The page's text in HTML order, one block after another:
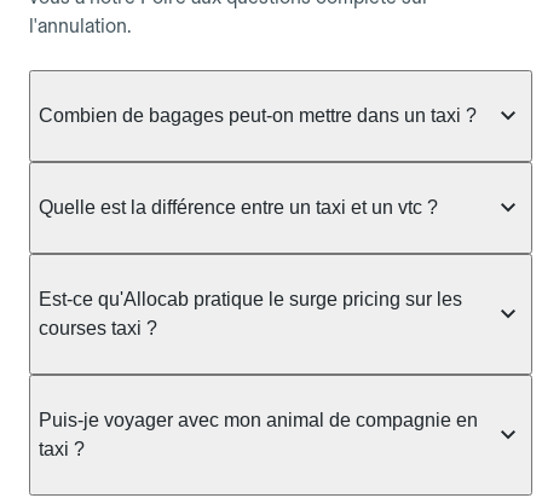
l'annulation.
Combien de bagages peut-on mettre dans un taxi ?
taxi berline accueille en général jusqu'à 3 bagages
ou nombreux, précisez-le dans le champ "Message
au chauffeur" lors de la réservation. Le prix n'est
pas impacté par le nombre de bagages.
Quelle est la différence entre un taxi et un vtc ?
prendre en charge directement dans la rue, à une
station ou sur réservation, avec un tarif au
réservation et propose un prix fixe annoncé à
l'avance. Chez Allocab, réservez facilement votre
taxi.
Est-ce qu'Allocab pratique le surge pricing sur les
courses taxi ?
réglementation préfectorale et suit un barème
officiel : il protège des hausses liées à la demande.
Puis-je voyager avec mon animal de compagnie en
taxi ?